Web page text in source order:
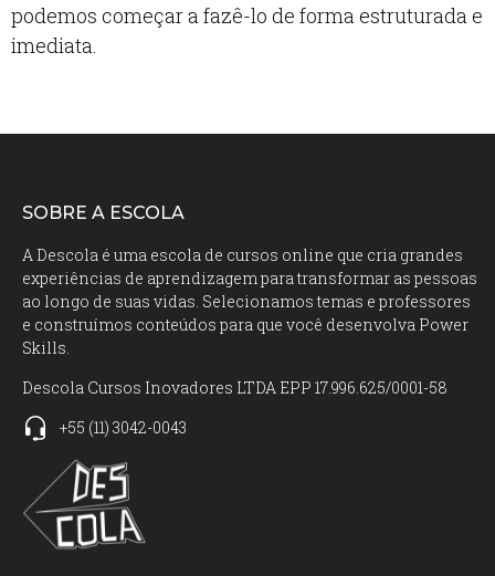
podemos começar a fazê-lo de forma estruturada e
imediata.
SOBRE A ESCOLA
A Descola é uma escola de cursos online que cria grandes
experiências de aprendizagem para transformar as pessoas
ao longo de suas vidas. Selecionamos temas e professores
e construímos conteúdos para que você desenvolva Power
Skills.
Descola Cursos Inovadores LTDA EPP 17.996.625/0001-58
+55 (11) 3042-0043